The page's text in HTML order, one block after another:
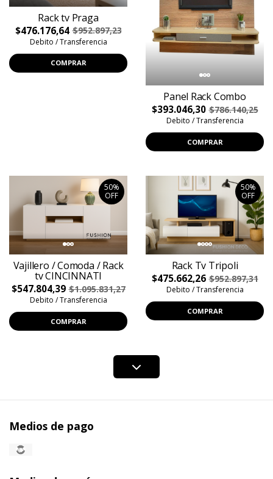
Rack tv Praga
$476.176,64 $952.897,23
Debito / Transferencia
COMPRAR
Panel Rack Combo
$393.046,30 $786.140,25
Debito / Transferencia
COMPRAR
50%
OFF
Vajillero / Comoda / Rack
tv CINCINNATI
$547.804,39 $1.095.831,27
Debito / Transferencia
COMPRAR
50%
OFF
Rack Tv Tripoli
$475.662,26 $952.897,31
Debito / Transferencia
COMPRAR
Medios de pago